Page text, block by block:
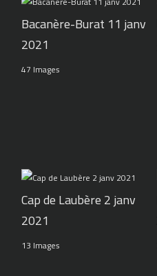
Bacanère-Burat 11 janv
2021
47 Images
Cap de Laubère 2 janv
2021
13 Images